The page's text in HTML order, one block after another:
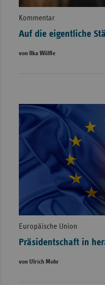
Kommentar
Auf die eigentliche
von Ilka Wölfle
Europäische Union
Präsidentschaft in
von Ulrich Mohr